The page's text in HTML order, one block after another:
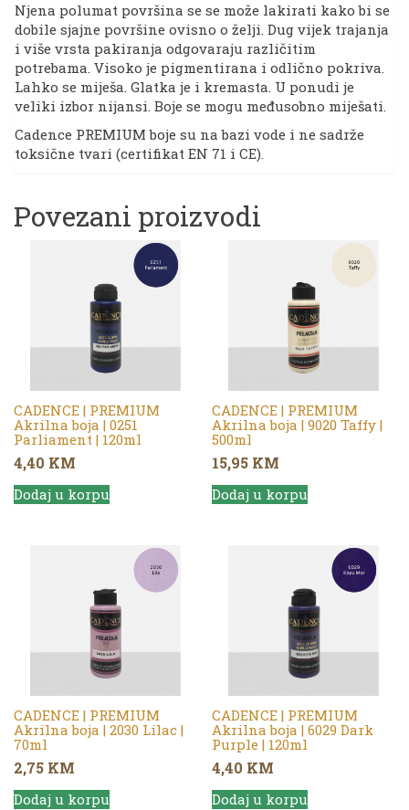
Njena polumat površina se se može lakirati kako bi se
dobile sjajne površine ovisno o želji. Dug vijek trajanja
i više vrsta pakiranja odgovaraju različitim
potrebama. Visoko je pigmentirana i odlično pokriva.
Lahko se miješa. Glatka je i kremasta. U ponudi je
veliki izbor nijansi. Boje se mogu međusobno miješati.
Cadence PREMIUM boje su na bazi vode i ne sadrže
toksične tvari (certifikat EN 71 i CE).
Povezani proizvodi
CADENCE | PREMIUM
Akrilna boja | 0251
Parliament | 120ml
4,40 KM
Dodaj u korpu
CADENCE | PREMIUM
Akrilna boja | 9020 Taffy |
500ml
15,95 KM
Dodaj u korpu
CADENCE | PREMIUM
Akrilna boja | 2030 Lilac |
70ml
2,75 KM
Dodaj u korpu
CADENCE | PREMIUM
Akrilna boja | 6029 Dark
Purple | 120ml
4,40 KM
Dodaj u korpu